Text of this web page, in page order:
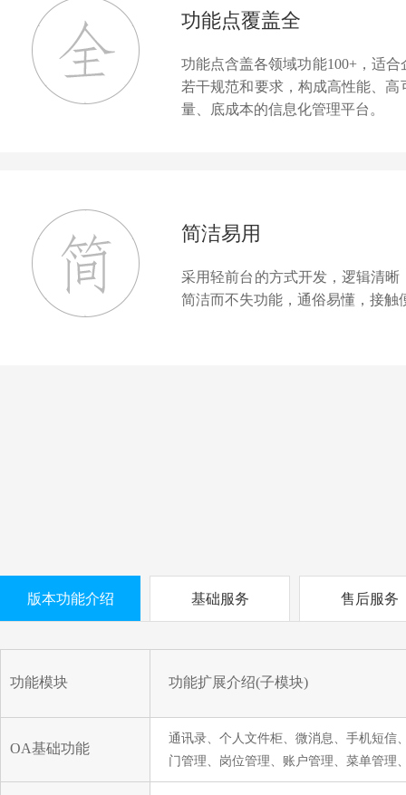
功能点覆盖全
功能点含盖各领域功能100+，适合
若干规范和要求，构成高性能、高
量、底成本的信息化管理平台。
简洁易用
采用轻前台的方式开发，逻辑清晰
简洁而不失功能，通俗易懂，接触
版本功能介绍 基础服务 售后服务
功能模块 功能扩展介绍(子模块)
OA基础功能
通讯录、个人文件柜、微消息、手机短信
门管理、岗位管理、账户管理、菜单管理